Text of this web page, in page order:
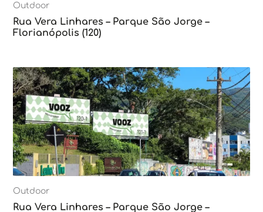
Outdoor
Rua Vera Linhares – Parque São Jorge –
Florianópolis (120)
Outdoor
Rua Vera Linhares – Parque São Jorge –